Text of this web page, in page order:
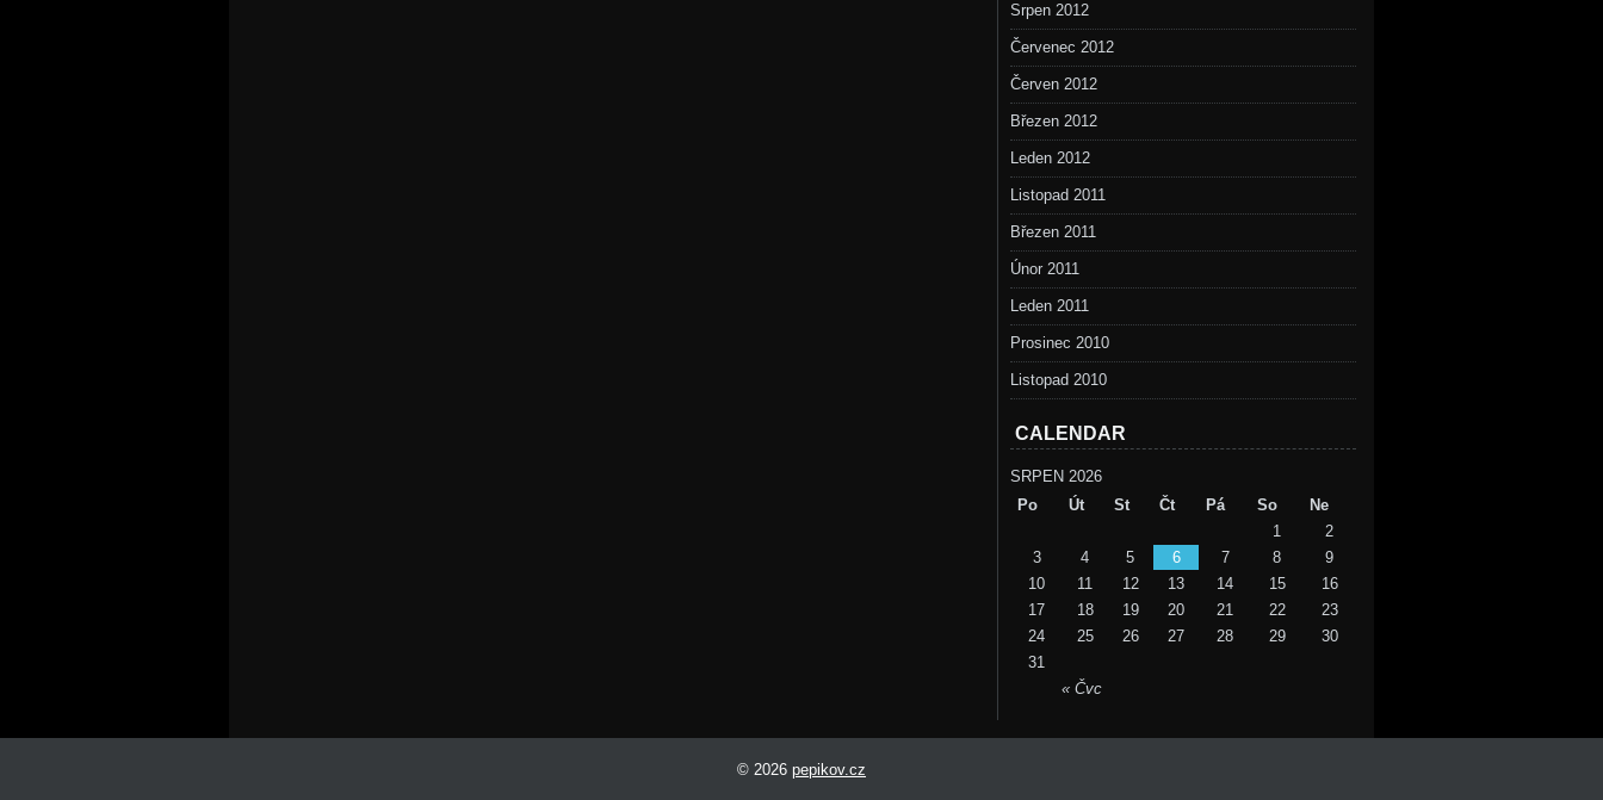
Srpen 2012
Červenec 2012
Červen 2012
Březen 2012
Leden 2012
Listopad 2011
Březen 2011
Únor 2011
Leden 2011
Prosinec 2010
Listopad 2010
CALENDAR
SRPEN 2026
Po
Út St Čt Pá So Ne
« Čvc
1
2
3
4 5 6 7 8
9
10
11 12 13 14 15
16
17
18 19 20 21 22
23
24
25 26 27 28 29
30
31
© 2026 pepikov.cz